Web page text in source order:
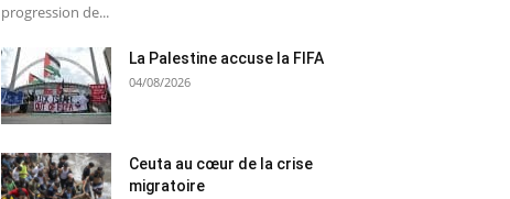
progression de...
La Palestine accuse la FIFA
04/08/2026
Ceuta au cœur de la crise
migratoire